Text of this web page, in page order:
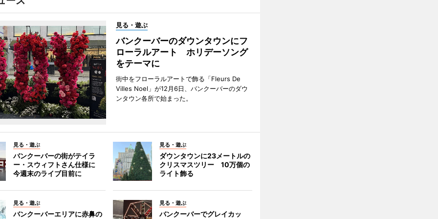
見る・遊ぶ
バンクーバーのダウンタウンにフ
ローラルアート ホリデーソング
をテーマに
街中をフローラルアートで飾る「Fleurs De
Villes Noel」が12月6日、バンクーバーのダウ
ンタウン各所で始まった。
見る・遊ぶ
バンクーバーの街がテイラ
ー・スウィフトさん仕様に
今週末のライブ目前に
見る・遊ぶ
ダウンタウンに23メートルの
クリスマスツリー 10万個の
ライト飾る
見る・遊ぶ
バンクーバーエリアに赤鼻の
見る・遊ぶ
バンクーバーでグレイカッ